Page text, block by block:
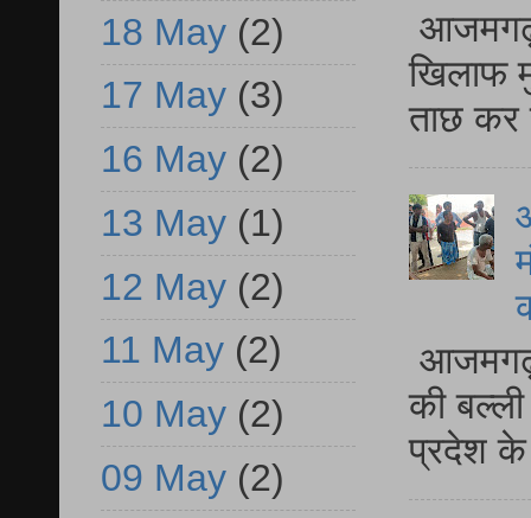
आजमगढ़
खिलाफ
ताछ कर
आजमगढ़
की
प्रदेश
18 May (2)
17 May (3)
16 May (2)
13 May (1)
12 May (2)
11 May (2)
10 May (2)
09 May (2)